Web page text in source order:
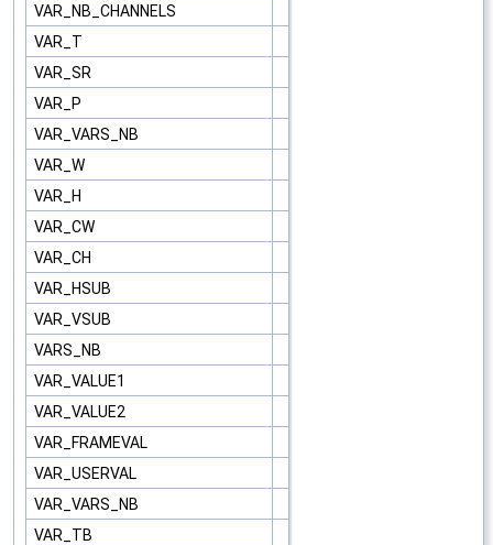
VAR_NB_CHANNELS
VAR_T
VAR_SR
VAR_P
VAR_VARS_NB
VAR_W
VAR_H
VAR_CW
VAR_CH
VAR_HSUB
VAR_VSUB
VARS_NB
VAR_VALUE1
VAR_VALUE2
VAR_FRAMEVAL
VAR_USERVAL
VAR_VARS_NB
VAR_TB